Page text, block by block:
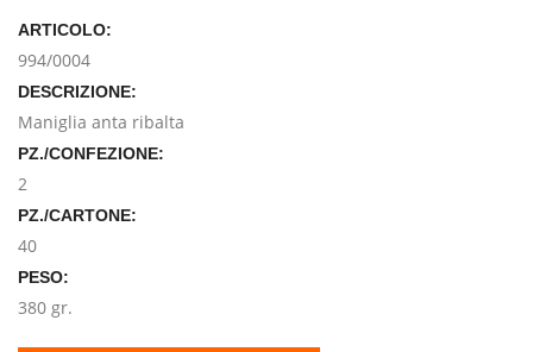
ARTICOLO:
994/0004
DESCRIZIONE:
Maniglia anta ribalta
PZ./CONFEZIONE:
2
PZ./CARTONE:
40
PESO:
380 gr.